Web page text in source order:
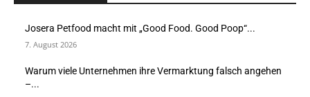
Josera Petfood macht mit „Good Food. Good Poop“...
7. August 2026
Warum viele Unternehmen ihre Vermarktung falsch angehen
–...